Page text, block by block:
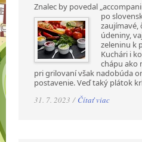
Znalec by povedal
po
zaujímavé,
údeniny,
zeleninu k
Kuchári i
chápu ako
pri grilovaní však nadobúda
postavenie. Veď taký plátok
31. 7. 2023 / Čítať viac